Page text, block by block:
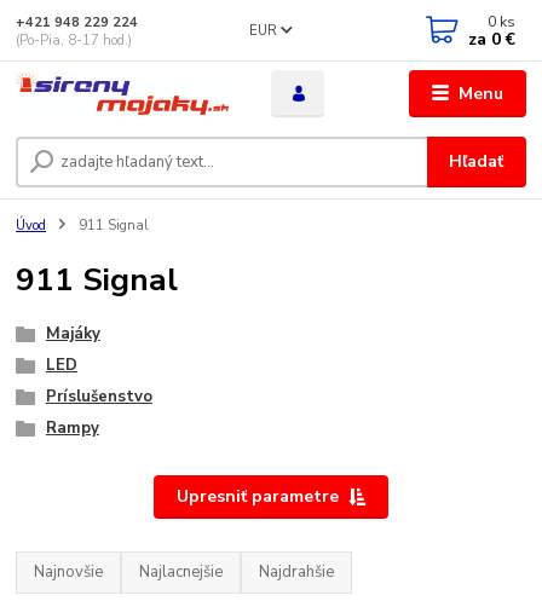
Menu
EUR
Hľadať
+421 948 229 224
(Po-Pia, 8-17 hod.)
0 ks
za 0 €
Úvod 911 Signal
911 Signal
Majáky
LED
Príslušenstvo
Rampy
Upresniť parametre
Najnovšie Najlacnejšie Najdrahšie